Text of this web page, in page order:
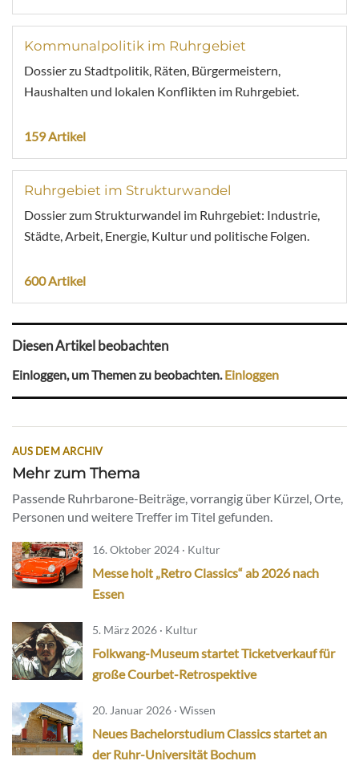
Kommunalpolitik im Ruhrgebiet
Dossier zu Stadtpolitik, Räten, Bürgermeistern,
Haushalten und lokalen Konflikten im Ruhrgebiet.
159 Artikel
Ruhrgebiet im Strukturwandel
Dossier zum Strukturwandel im Ruhrgebiet: Industrie,
Städte, Arbeit, Energie, Kultur und politische Folgen.
600 Artikel
Diesen Artikel beobachten
Einloggen, um Themen zu beobachten.Einloggen
AUS DEM ARCHIV
Mehr zum Thema
Passende Ruhrbarone-Beiträge, vorrangig über Kürzel, Orte,
Personen und weitere Treffer im Titel gefunden.
16. Oktober 2024 · Kultur
Messe holt „Retro Classics“ ab 2026 nach
Essen
5. März 2026 · Kultur
Folkwang-Museum startet Ticketverkauf für
große Courbet-Retrospektive
20. Januar 2026 · Wissen
Neues Bachelorstudium Classics startet an
der Ruhr-Universität Bochum